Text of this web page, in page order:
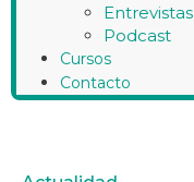
Entrevistas
Podcast
Cursos
Contacto